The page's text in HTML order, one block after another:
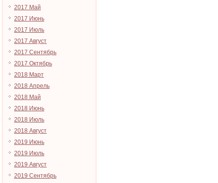
2017 Май
2017 Июнь
2017 Июль
2017 Август
2017 Сентябрь
2017 Октябрь
2018 Март
2018 Апрель
2018 Май
2018 Июнь
2018 Июль
2018 Август
2019 Июнь
2019 Июль
2019 Август
2019 Сентябрь